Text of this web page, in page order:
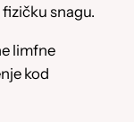
snagu.
limfne
kod